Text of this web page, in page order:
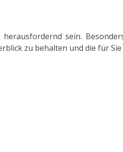
sein.
zu behalten und die für